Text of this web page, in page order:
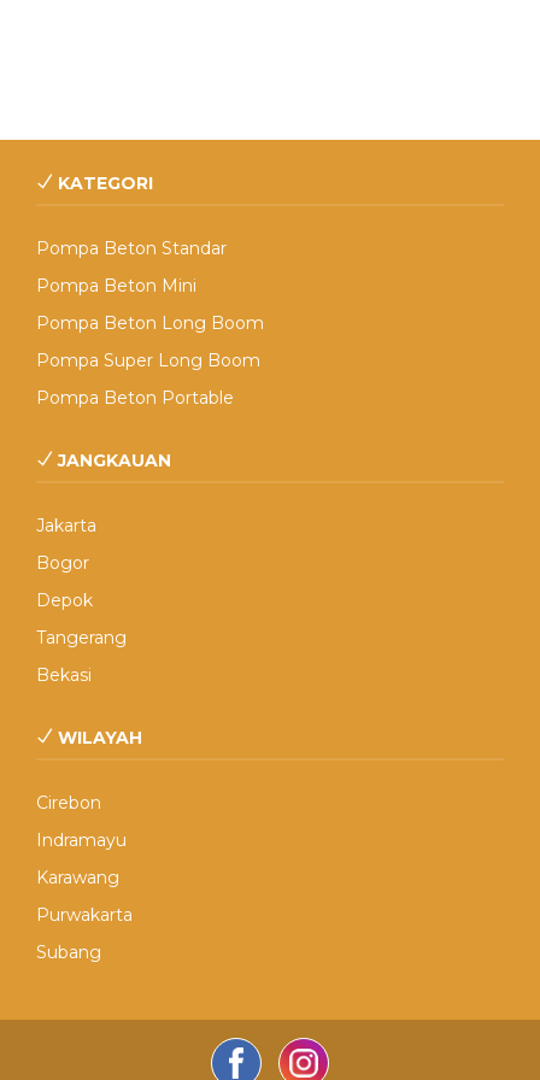
KATEGORI
Pompa Beton Standar
Pompa Beton Mini
Pompa Beton Long Boom
Pompa Super Long Boom
Pompa Beton Portable
JANGKAUAN
Jakarta
Bogor
Depok
Tangerang
Bekasi
WILAYAH
Cirebon
Indramayu
Karawang
Purwakarta
Subang